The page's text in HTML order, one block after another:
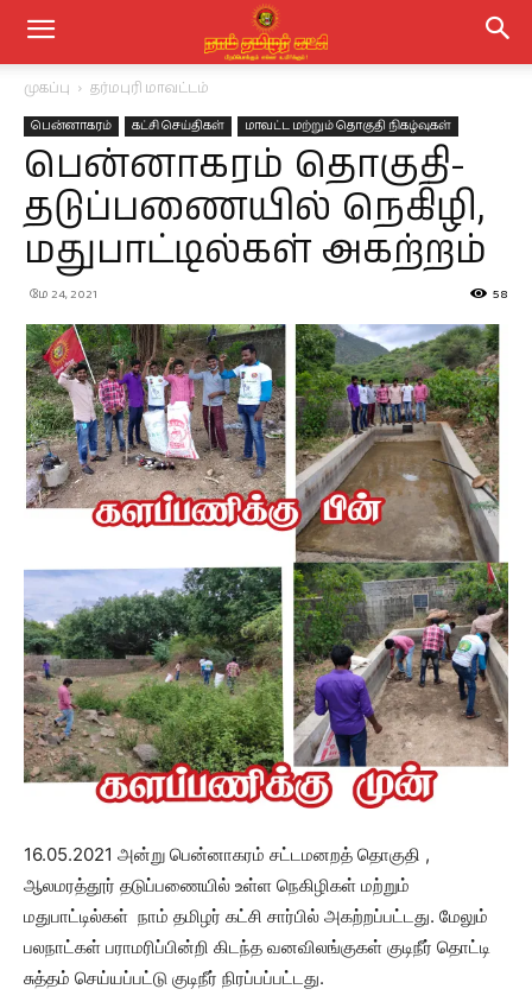
முகப்பு தர்மபுரி மாவட்டம்
பென்னாகரம் கட்சி செய்திகள் மாவட்ட மற்றும் தொகுதி நிகழ்வுகள்
பென்னாகரம் தொகுதி-
தடுப்பணையில் நெகிழி,
மதுபாட்டில்கள் அகற்றம்
மே 24, 2021 58
16.05.2021 அன்று பென்னாகரம் சட்டமனறத் தொகுதி ,
ஆலமரத்தூர் தடுப்பணையில் உள்ள நெகிழிகள் மற்றும்
மதுபாட்டில்கள் நாம் தமிழர் கட்சி சார்பில் அகற்றப்பட்டது. மேலும்
பலநாட்கள் பராமரிப்பின்றி கிடந்த வனவிலங்குகள் குடிநீர் தொட்டி
சுத்தம் செய்யப்பட்டு குடிநீர் நிரப்பப்பட்டது.